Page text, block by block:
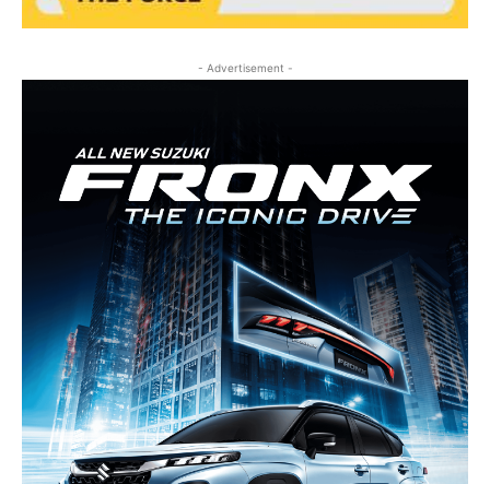
- Advertisement -